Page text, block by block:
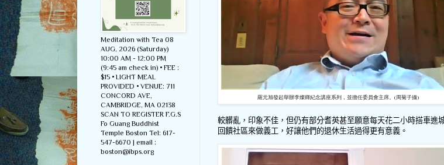
羅元旭發起舉辦李燦輝紀念講座系列，並擔任委員會主席。(周菊子攝)
較髒亂，印象不佳，但仍有部分耆英甚至願意每天花二小時搭車進
回饋社區來做義工，好讓他們的退休生活過得更有意義。
Meditation with Tea 08
AUG, 2026 (Saturday)
10:00 AM - 12:00 PM
(9:45 am check in) • FEE :
$15 • LIGHT MEAL
PROVIDED • VENUE: 711
CONCORD AVE,
CAMBRIDGE, MA 02138
SCAN TO REGISTER F.G.S
Fo Guang Buddhist
Temple Boston Tel: 617-
547-6670 | email :
boston@ibps.org